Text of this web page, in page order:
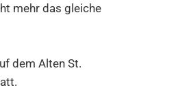
mehr das gleiche
dem Alten St.